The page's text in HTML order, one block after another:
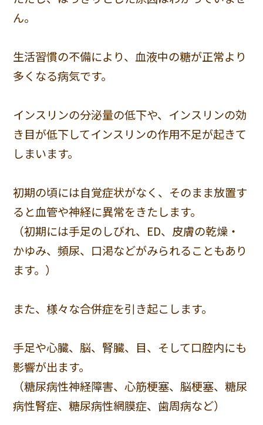
ん。
生活習慣の不備により、血液中の糖が正常より
多くなる病気です。
インスリンの分泌量の低下や、インスリンの効
き目が低下してインスリンの作用不足が起きて
しまいます。
初期の頃には自覚症状がなく、そのまま放置す
ると血管や神経に異常をきたします。
（初期には手足のしびれ、ED、皮膚の乾燥・
かゆみ、頻尿、口渇などがみられることもあり
ます。）
また、様々な合併症を引き起こします。
手足や心臓、脳、腎臓、目、そして口腔内にも
影響が出ます。
（糖尿病性神経障害、心筋梗塞、脳梗塞、糖尿
病性腎症、糖尿病性網膜症、歯周病など）